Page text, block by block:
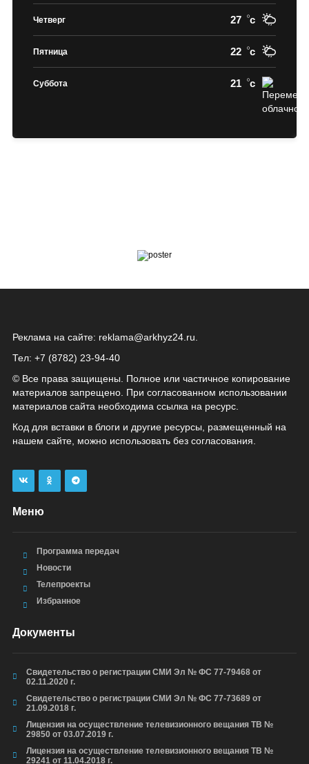
Четверг 27 c
Пятница 22 c
Суббота 21 c
Реклама на сайте: reklama@arkhyz24.ru
Тел: +7 (8782) 23‑94‑40
© Все права защищены. Полное или частичное копирование
материалов запрещено. При согласованном использовании
материалов сайта необходима ссылка на ресурс.
Код для вставки в блоги и другие ресурсы, размещенный на
нашем сайте, можно использовать без согласования.
Меню
Программа передач
Новости
Телепроекты
Избранное
Документы
Свидетельство о регистрации СМИ Эл № ФС 77-79468 от
02.11.2020 г.
Свидетельство о регистрации СМИ Эл № ФС 77-73689 от
21.09.2018 г.
Лицензия на осуществление телевизионного вещания ТВ №
29850 от 03.07.2019 г.
Лицензия на осуществление телевизионного вещания ТВ №
29241 от 11.04.2018 г.